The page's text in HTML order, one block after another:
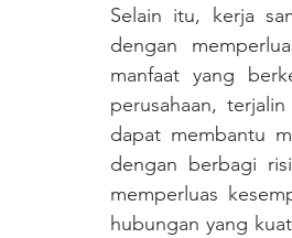
Selain itu, kerja
dengan
manfaat yang
perusahaan,
dapat membantu
dengan berbagi
memperluas
hubungan yang